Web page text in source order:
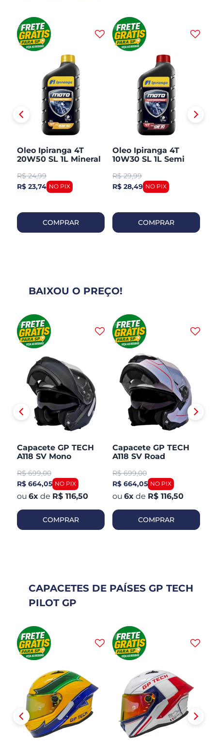
Oleo Ipiranga 4T
20W50 SL 1L Mineral
R$ 24,99
R$ 23,74
COMPRAR
Oleo Ipiranga 4T
10W30 SL 1L Semi
R$ 29,99
R$ 28,49
COMPRAR
BAIXOU O PREÇO!
Capacete GP TECH
A118 SV Mono
Fosco
R$ 699,00
R$ 664,05
6x de R$ 116,50
COMPRAR
Capacete GP TECH
A118 SV Road
R$ 699,00
R$ 664,05
6x de R$ 116,50
COMPRAR
CAPACETES DE PAÍSES GP TECH
PILOT GP